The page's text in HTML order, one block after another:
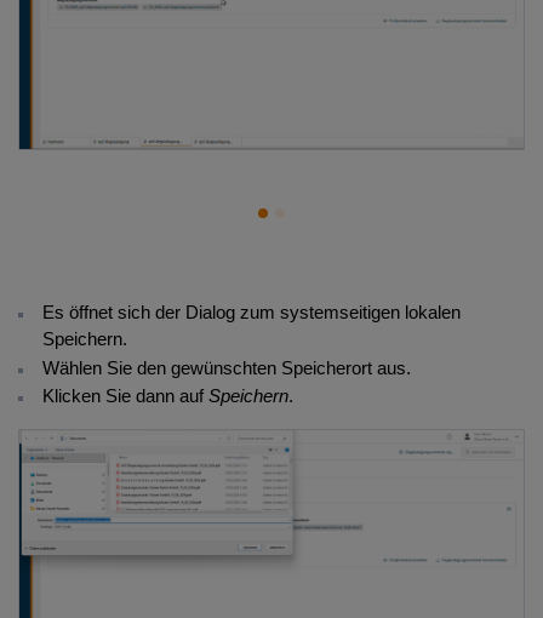
1
Es öffnet sich der Dialog zum systemseitigen lokalen
Speichern.
Wählen Sie den gewünschten Speicherort aus.
Klicken Sie dann auf Speichern.